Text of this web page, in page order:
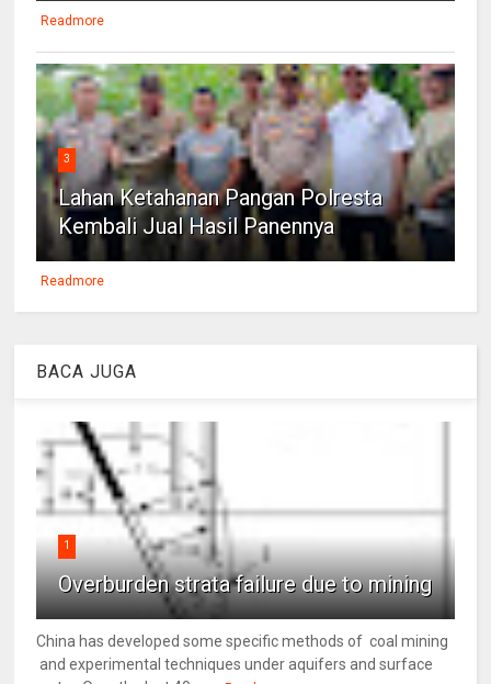
Readmore
3
Lahan Ketahanan Pangan Polresta
Kembali Jual Hasil Panennya
Readmore
BACA JUGA
1
Overburden strata failure due to mining
China has developed some specific methods of coal mining
and experimental techniques under aquifers and surface